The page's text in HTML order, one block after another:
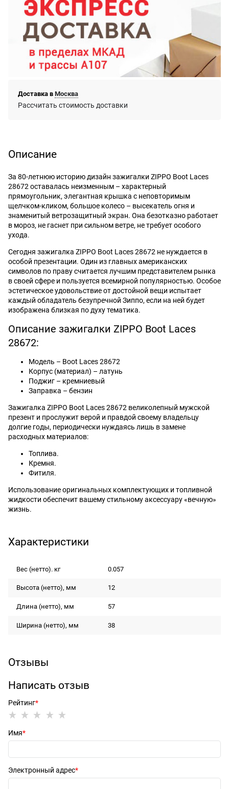
Доставка в Москва
Рассчитать стоимость доставки
Описание
За 80-летнюю историю дизайн зажигалки ZIPPO Boot Laces
28672 оставалась неизменным – характерный
прямоугольник, элегантная крышка с неповторимым
щелчком-кликом, большое колесо – высекатель огня и
знаменитый ветрозащитный экран. Она безотказно работает
в мороз, не гаснет при сильном ветре, не требует особого
ухода.
Сегодня зажигалка ZIPPO Boot Laces 28672 не нуждается в
особой презентации. Один из главных американских
символов по праву считается лучшим представителем рынка
в своей сфере и пользуется всемирной популярностью. Особое
эстетическое удовольствие от достойной вещи испытает
каждый обладатель безупречной Зиппо, если на ней будет
изображена близкая по духу тематика.
Описание зажигалки ZIPPO Boot Laces
28672:
Модель – Boot Laces 28672
Корпус (материал) – латунь
Поджиг – кремниевый
Заправка – бензин
Зажигалка ZIPPO Boot Laces 28672 великолепный мужской
презент и прослужит верой и правдой своему владельцу
долгие годы, периодически нуждаясь лишь в замене
расходных материалов:
Топлива.
Кремня.
Фитиля.
Использование оригинальных комплектующих и топливной
жидкости обеспечит вашему стильному аксессуару «вечную»
жизнь.
Характеристики
Вес (нетто). кг 0.057
Высота (нетто), мм 12
Длина (нетто), мм 57
Ширина (нетто), мм 38
Отзывы
Написать отзыв
Рейтинг
Имя
Электронный адрес